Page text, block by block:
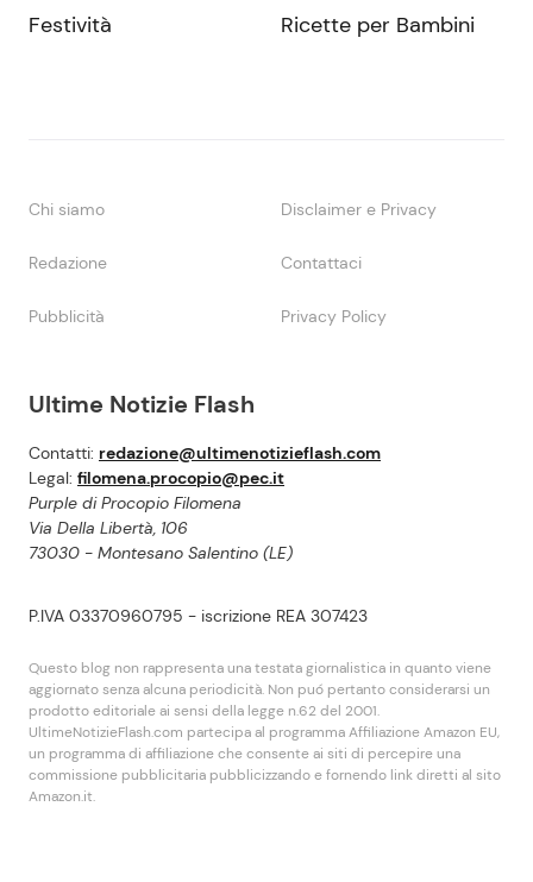
Ultime Notizie Flash
Contatti: redazione@ultimenotizieflash.com
Legal: filomena.procopio@pec.it
Purple di Procopio Filomena
Via Della Libertà, 106
73030 - Montesano Salentino (LE)
P.IVA 03370960795 - iscrizione REA 307423
Questo blog non rappresenta una testata giornalistica in quanto viene
aggiornato senza alcuna periodicità. Non puó pertanto considerarsi un
prodotto editoriale ai sensi della legge n.62 del 2001.
UltimeNotizieFlash.com partecipa al programma Affiliazione Amazon EU,
un programma di affiliazione che consente ai siti di percepire una
commissione pubblicitaria pubblicizzando e fornendo link diretti al sito
Amazon.it.
Festività Ricette per Bambini
Chi siamo Disclaimer e Privacy
Redazione Contattaci
Pubblicità Privacy Policy